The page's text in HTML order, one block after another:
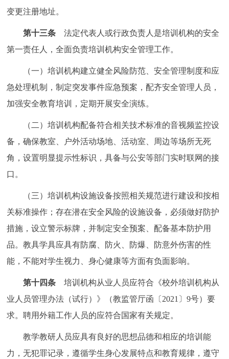
变更注册地址。
第十三条法定代表人或行政负责人是培训机构的安全
第一责任人，全面负责培训机构安全管理工作。
（一）培训机构建立健全风险防范、安全管理制度和应
急处理机制，制定突发事件应急预案，配齐安全管理人员，
加强安全教育培训，定期开展安全演练。
（二）培训机构配备符合相关技术标准的音视频监控设
备，确保教室、户外活动场地、活动室、周边等场所无死
角，设置明显提示性标识，具备与公安等部门实时联网的接
口。
（三）培训机构设施设备按照相关规范进行建设和按相
关标准操作；存在潜在安全风险的设施设备，必须做好防护
措施，设立警示标牌，并制定安全预案、配备基本防护用
品。教具学具应具有防腐、防火、防爆、防意外伤害的性
能，不能对学生视力、身心健康等方面有负面影响。
第十四条培训机构从业人员应符合《校外培训机构从
业人员管理办法（试行）》（教监管厅函〔2021〕9号）要
求。聘用外籍工作人员的应符合国家有关规定。
教学教研人员应具有良好的思想品德和相应的培训能
力，无犯罪记录，遵循学生身心发展特点和教育规律，遵守